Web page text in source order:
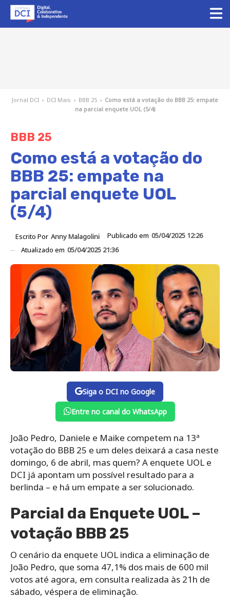
Jornal DCI › DCI Mais › BBB 25 › Como está a votação do BBB 25: empate
na parcial enquete UOL (5/4)
BBB 25
Como está a votação do
BBB 25: empate na
parcial enquete UOL
(5/4)
Escrito Por Anny Malagolini Publicado em 05/04/2025 12:26
Atualizado em 05/04/2025 21:36
Siga o DCI no Google
Entre no canal do WhatsApp
João Pedro, Daniele e Maike competem na 13ª
votação do BBB 25 e um deles deixará a casa neste
domingo, 6 de abril, mas quem? A enquete UOL e
DCI já apontam um possível resultado para a
berlinda – e há um empate a ser solucionado.
Parcial da Enquete UOL –
votação BBB 25
O cenário da enquete UOL indica a eliminação de
João Pedro, que soma 47,1% dos mais de 600 mil
votos até agora, em consulta realizada às 21h de
sábado, véspera de eliminação.